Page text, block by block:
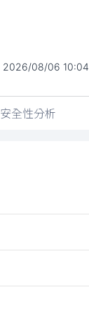
2026/08/06 10:04
安全性分析